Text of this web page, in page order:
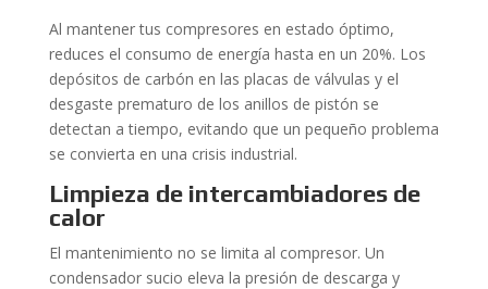
Al mantener tus compresores en estado óptimo,
reduces el consumo de energía hasta en un 20%. Los
depósitos de carbón en las placas de válvulas y el
desgaste prematuro de los anillos de pistón se
detectan a tiempo, evitando que un pequeño problema
se convierta en una crisis industrial.
Limpieza de intercambiadores de
calor
El mantenimiento no se limita al compresor. Un
condensador sucio eleva la presión de descarga y